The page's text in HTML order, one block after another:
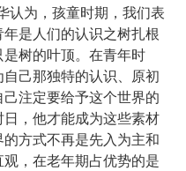
认为，孩童时期，我们表
是人们的认识之树扎根
树的叶顶。在青年时
己那独特的认识、原初
注定要给予这个世界的
，他才能成为这些素材
方式不再是先入为主和
，在老年期占优势的是